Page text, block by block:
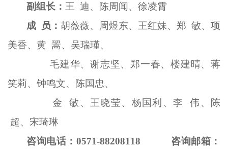
副组长： 王 迪、陈周闻 、徐凌霄
成
员： 胡薇薇、周煜东、王红妹、郑 敏、项
美香、黄 翯、吴瑞瑾、
毛建华、谢志坚、 郑一春、楼建晴、蒋
笑莉、钟鸣文、陈国忠、
金
敏、王晓莹、杨国利、李伟、陈
超、宋琦琳
咨询电话： 0571-88208118 咨询邮箱：